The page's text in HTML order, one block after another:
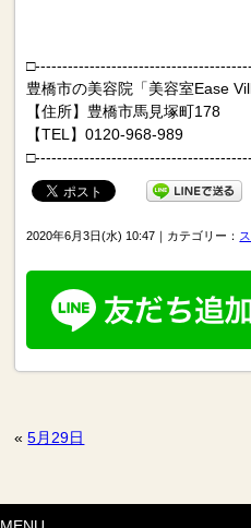
豊橋市の美容院「美容室Ease
【住所】豊橋市馬見塚町178
【TEL】0120-968-989
2020年6月3日(水) 10:47｜カテゴリー：
«5月29日